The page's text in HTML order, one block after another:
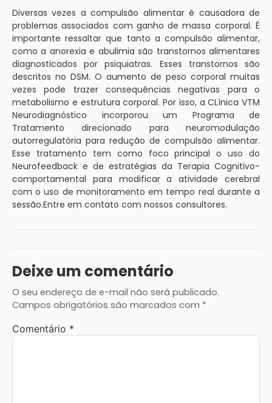
Diversas vezes a compulsão alimentar é causadora de
problemas associados com ganho de massa corporal. É
importante ressaltar que tanto a compulsão alimentar,
como a anorexia e abulimia são transtornos alimentares
diagnosticados por psiquiatras. Esses transtornos são
descritos no DSM. O aumento de peso corporal muitas
vezes pode trazer consequências negativas para o
metabolismo e estrutura corporal. Por isso, a CLínica VTM
Neurodiagnóstico incorporou um Programa de
Tratamento direcionado para neuromodulação
autorregulatória para redução de compulsão alimentar.
Esse tratamento tem como foco principal o uso do
Neurofeedback e de estratégias da Terapia Cognitivo-
comportamental para modificar a atividade cerebral
com o uso de monitoramento em tempo real durante a
sessão.Entre em contato com nossos consultores.
Deixe um comentário
O seu endereço de e-mail não será publicado.
Campos obrigatórios são marcados com *
Comentário *